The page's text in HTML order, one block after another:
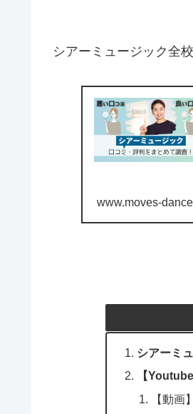
シアーミュージック全
www.moves-
シアーミ
【
【動